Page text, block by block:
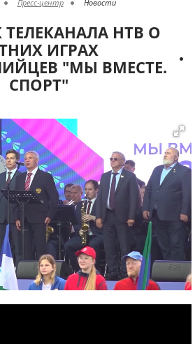
Пресс-центр Новости
НТВ О
ИГРАХ
"МЫ ВМЕСТЕ.
СПОРТ"